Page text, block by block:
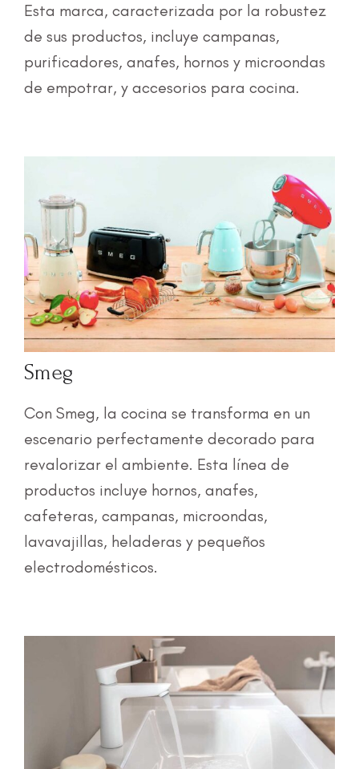
Esta marca, caracterizada por la robustez
de sus productos, incluye campanas,
purificadores, anafes, hornos y microondas
de empotrar, y accesorios para cocina.
Smeg
Con Smeg, la cocina se transforma en un
escenario perfectamente decorado para
revalorizar el ambiente. Esta línea de
productos incluye hornos, anafes,
cafeteras, campanas, microondas,
lavavajillas, heladeras y pequeños
electrodomésticos.